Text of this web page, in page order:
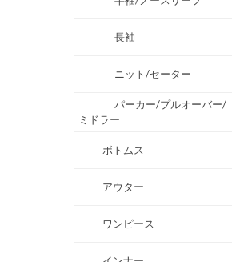
長袖
ニット/セーター
パーカー/プルオーバー/
ミドラー
ボトムス
アウター
ワンピース